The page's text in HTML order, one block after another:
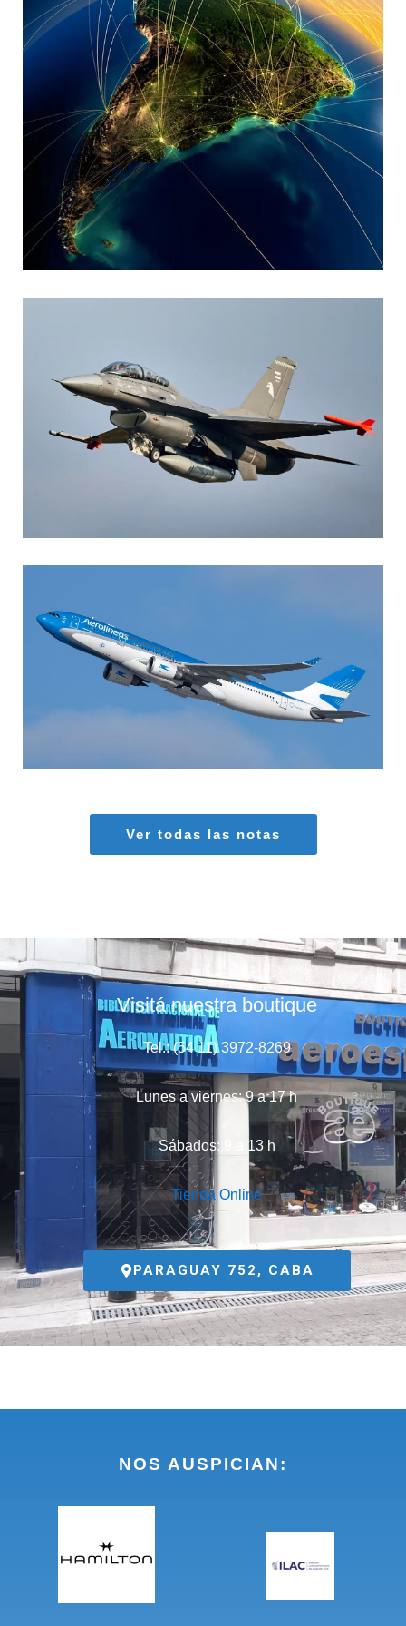
MARIA SONZINI
Aviación Comercial
Aviación General
AGUSTIN BOFFI
Aviación Militar, Fuerza Aérea Argentina
MARIA SONZINI
Ver todas las notas
Visitá nuestra boutique
Tel.: (54 11) 3972-8269
Lunes a viernes: 9 a 17 h
Sábados: 9 a 13 h
Tienda Online
PARAGUAY 752, CABA
NOS AUSPICIAN: